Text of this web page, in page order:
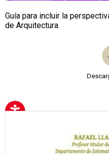
Guía para incluir la
de Arquitectura